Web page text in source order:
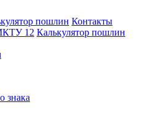
пошлин Контакты
12 Калькулятор пошлин
знака